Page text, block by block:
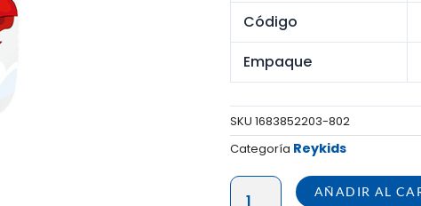
Código
Empaque
SKU 1683852203-802
Categoría Reykids
BEBETODO
AÑADIR AL